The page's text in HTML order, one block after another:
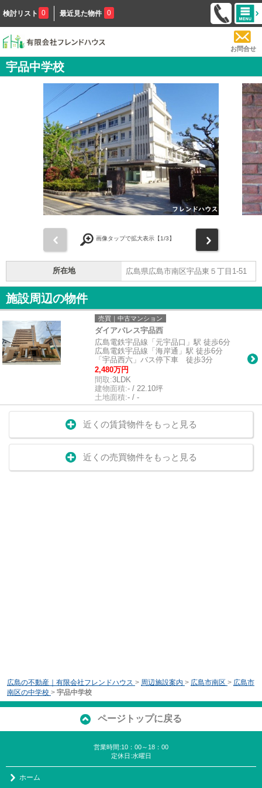
検討リスト 0 最近見た物件 0
お問合せ
宇品中学校
画像タップで拡大表示【1/3】
所在地 広島県広島市南区宇品東５丁目1-51
施設周辺の物件
売買｜中古マンション
ダイアパレス宇品西
広島電鉄宇品線「元宇品口」駅 徒歩6分
広島電鉄宇品線「海岸通」駅 徒歩6分
「宇品西六」バス停下車 徒歩3分
2,480万円
間取:3LDK
建物面積:- / 22.10坪
土地面積:- / -
近くの賃貸物件をもっと見る
近くの売買物件をもっと見る
広島の不動産｜有限会社フレンドハウス > 周辺施設案内 > 広島市南区 > 広島市
南区の中学校 > 宇品中学校
ページトップに戻る
営業時間:10：00～18：00
定休日:水曜日
ホーム